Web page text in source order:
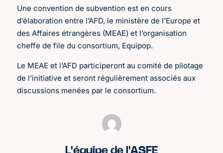
Une convention de subvention est en cours
d’élaboration entre l’AFD, le ministère de l’Europe et
des Affaires étrangères (MEAE) et l’organisation
cheffe de file du consortium, Equipop.
Le MEAE et l’AFD participeront au comité de pilotage
de l’initiative et seront régulièrement associés aux
discussions menées par le consortium.
L'équipe de l'ASFE